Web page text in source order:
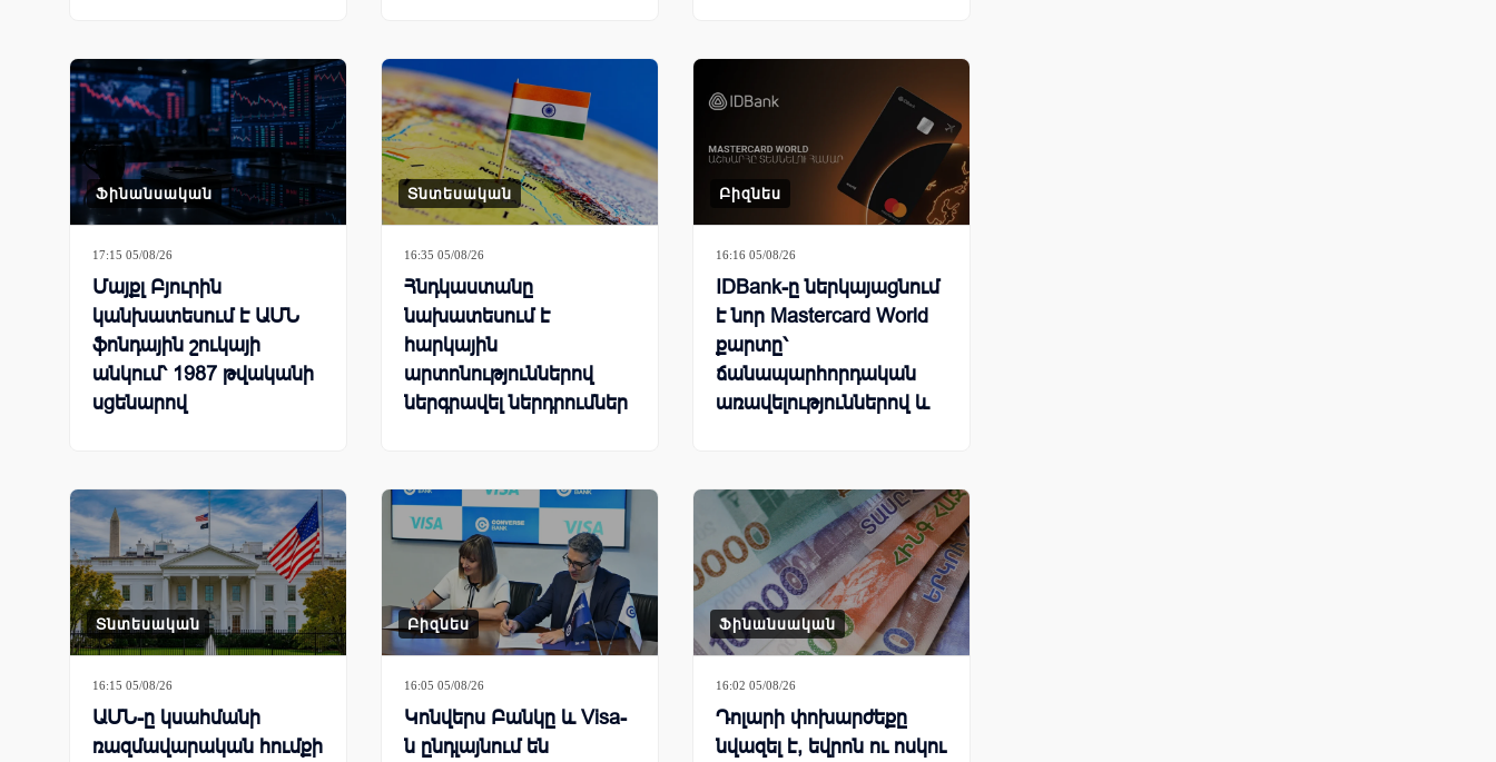
Ֆինանսական
17:15 05/08/26
Մայքլ Բյուրին
կանխատեսում է ԱՄՆ
ֆոնդային շուկայի
անկում՝ 1987 թվականի
սցենարով
Տնտեսական
16:35 05/08/26
Հնդկաստանը
նախատեսում է
հարկային
արտոնություններով
ներգրավել ներդրումներ
Բիզնես
16:16 05/08/26
IDBank-ը ներկայացնում
է նոր Mastercard World
քարտը՝
ճանապարհորդական
առավելություններով և
Տնտեսական
16:15 05/08/26
ԱՄՆ-ը կսահմանի
ռազմավարական հումքի
Բիզնես
16:05 05/08/26
Կոնվերս Բանկը և Visa-
ն ընդլայնում են
Ֆինանսական
16:02 05/08/26
Դոլարի փոխարժեքը
նվազել է, եվրոն ու ոսկու